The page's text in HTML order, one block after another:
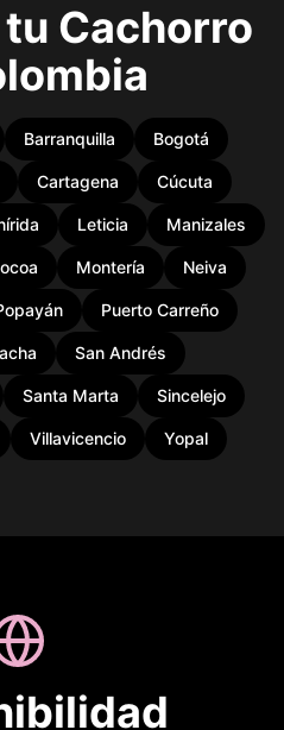
Cachorro
Barranquilla Bogotá
Cartagena Cúcuta
Leticia Manizales
Montería Neiva
Puerto Carreño
San Andrés
Santa Marta Sincelejo
Villavicencio Yopal